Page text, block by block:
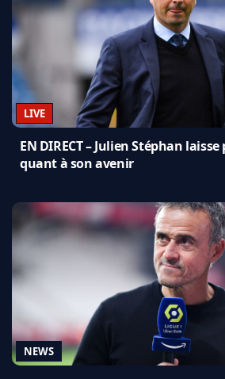
LIVE
EN DIRECT – Julien Stéphan
quant à son avenir
NEWS